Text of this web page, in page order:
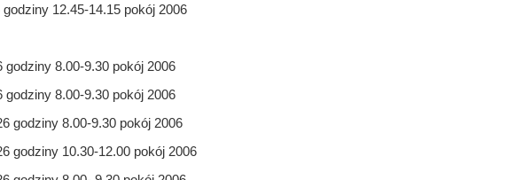
12.45-14.15 pokój 2006
godziny 8.00-9.30 pokój 2006
godziny 8.00-9.30 pokój 2006
godziny 8.00-9.30 pokój 2006
godziny 10.30-12.00 pokój 2006